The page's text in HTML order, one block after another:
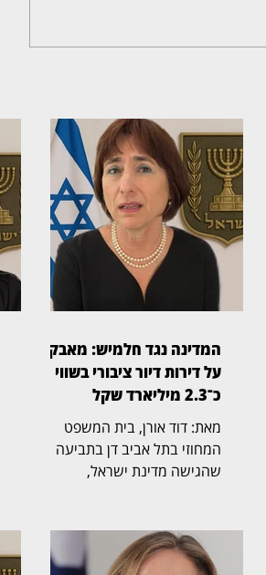
המדינה נגד חלמיש: מאבק
על דירות דיור ציבורי בשווי
כ־2.3 מיליארד שקל
מאת: דוד אורן, בית המשפט
המחוזי בתל אביב דן בתביעה
שהגישה מדינת ישראל,
הממשלתית־עירונית לדיור,
לשיקום ולהתחדשות שכונות בתל